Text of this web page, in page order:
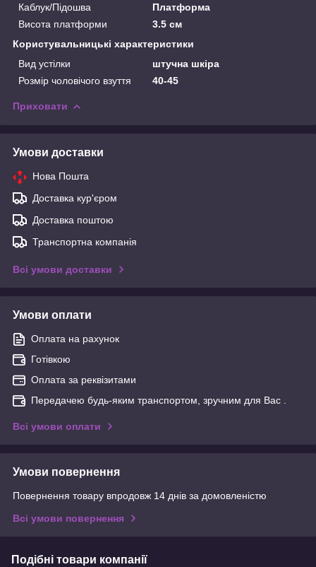
Каблук/Підошва
Платформа
Висота платформи
3.5 см
Користувальницькі характеристики
Вид устілки
штучна шкіра
Розмір чоловічого взуття
40-45
Приховати
Умови доставки
Нова Пошта
Доставка кур'єром
Доставка поштою
Транспортна компанія
Всі умови доставки
Умови оплати
Оплата на рахунок
Готівкою
Оплата за реквізитами
Передачею будь-яким транспортом, зручним для Вас .
Всі умови оплати
Умови повернення
Повернення товару впродовж 14 днів за домовленістю
Всі умови повернення
Подібні товари компанії